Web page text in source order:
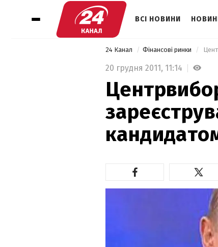
ВСІ НОВИНИ
24 Канал Фінансові ринки
20 грудня 2011, 11:14